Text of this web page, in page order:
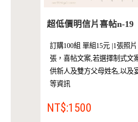
超低價明信片喜帖n-19
訂購100組 單組15元 |1張照
張，喜帖文案,若選擇制式文
供新人及雙方父母姓名,以及
等資訊
NT$:1500